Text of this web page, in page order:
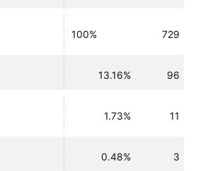
100% 729
13.16% 96
1.73% 11
0.48% 3